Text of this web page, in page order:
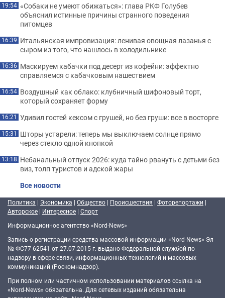
19:54 «Собаки не умеют обижаться»: глава РКФ Голубев
объяснил истинные причины странного поведения
питомцев
16:39 Итальянская импровизация: ленивая овощная лазанья с
сыром из того, что нашлось в холодильнике
16:36 Маскируем кабачки под десерт из кофейни: эффектно
справляемся с кабачковым нашествием
16:54 Воздушный как облако: клубничный шифоновый торт,
который сохраняет форму
16:21 Удивил гостей кексом с грушей, но без груши: все в восторге
15:31 Шторы устарели: теперь мы выключаем солнце прямо
через стекло одной кнопкой
13:18 Небанальный отпуск 2026: куда тайно рвануть с детьми без
виз, толп туристов и адской жары
Все новости
Политика | Экономика | Общество | Происшествия | Фоторепортажи |
Авторское | Интересное | Спорт
Информационное агентство «Nord-News»
Запись о регистрации средства массовой информации «Nord-News» Эл
№ ФС77-62541 от 27.07.2015 г. выдано Федеральной службой по
надзору в сфере связи, информационных технологий и массовых
коммуникаций (Роскомнадзор).
При полном или частичном использовании материалов ссылка на
«Nord-News» обязательна. Для сетевых изданий обязательна